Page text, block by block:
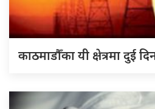
काठमाडौँका यी क्षेत्रमा दुई